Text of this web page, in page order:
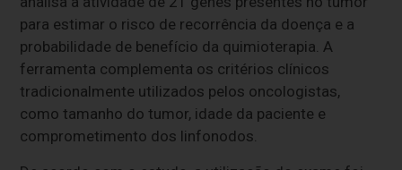
para estimar o risco de recorrência da doença e a
probabilidade de benefício da quimioterapia. A
ferramenta complementa os critérios clínicos
tradicionalmente utilizados pelos oncologistas,
como tamanho do tumor, idade da paciente e
comprometimento dos linfonodos.